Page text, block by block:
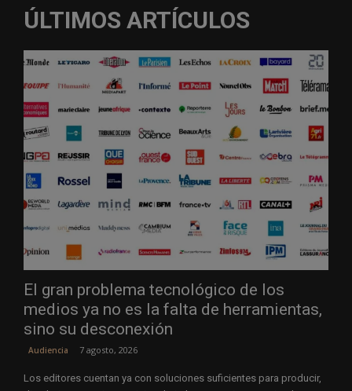
ÚLTIMOS ARTÍCULOS
El gran problema tecnológico de los
medios ya no es la falta de herramientas,
sino su desconexión
Audiencia 7 agosto, 2026
Los editores cuentan ya con soluciones suficientes para producir,